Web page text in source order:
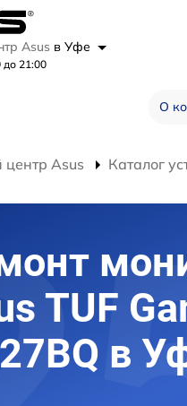
Asus в Уфе
до 21:00
О
Asus Каталог
TUF
в